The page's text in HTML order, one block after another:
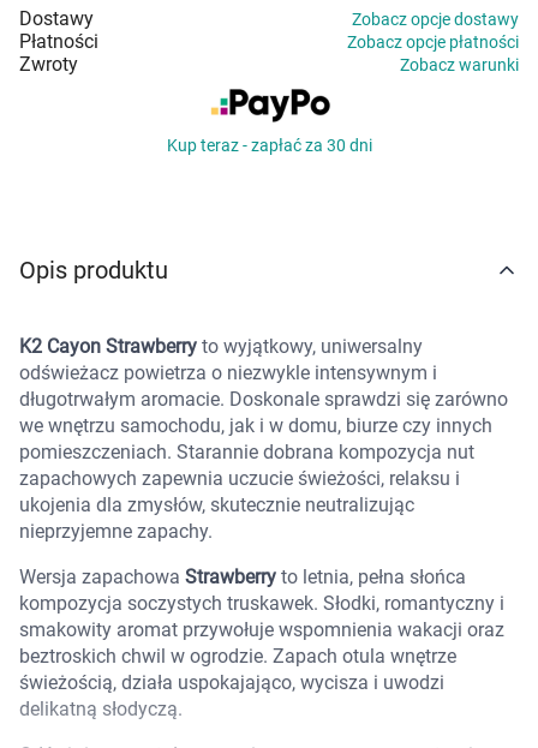
Sprzęt medyczny
Dostawy Zobacz opcje dostawy
Płatności Zobacz opcje płatności
Zwroty Zobacz warunki
Kup teraz - zapłać za 30 dni
Opis produktu
K2 Cayon Strawberry to wyjątkowy, uniwersalny
odświeżacz powietrza o niezwykle intensywnym i
długotrwałym aromacie. Doskonale sprawdzi się zarówno
we wnętrzu samochodu, jak i w domu, biurze czy innych
pomieszczeniach. Starannie dobrana kompozycja nut
zapachowych zapewnia uczucie świeżości, relaksu i
ukojenia dla zmysłów, skutecznie neutralizując
nieprzyjemne zapachy.
Wersja zapachowa Strawberry to letnia, pełna słońca
kompozycja soczystych truskawek. Słodki, romantyczny i
smakowity aromat przywołuje wspomnienia wakacji oraz
beztroskich chwil w ogrodzie. Zapach otula wnętrze
świeżością, działa uspokajająco, wycisza i uwodzi
delikatną słodyczą.